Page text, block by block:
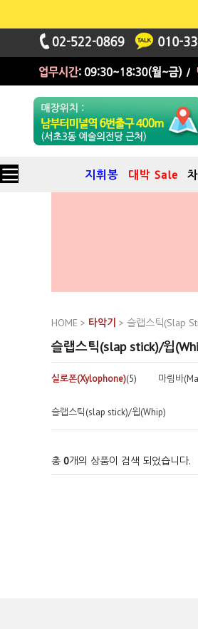
지휘봉 대박 Sale
HOME > 타악기 > 슬랩스틱(slap
슬랩스틱(slap stick)/윕
실로폰(Xylophone)(5) 마림바
슬랩스틱(slap stick)/윕(Whip)
총 0개의 상품이 검색 되었습니다.